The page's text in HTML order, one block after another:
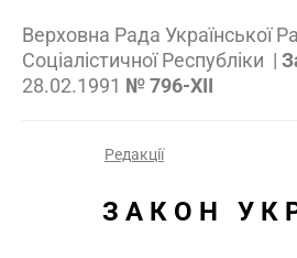
Верховна Рада Української
Соціалістичної Республіки |
28.02.1991 № 796-XII
Редакції
З А К О Н   У К